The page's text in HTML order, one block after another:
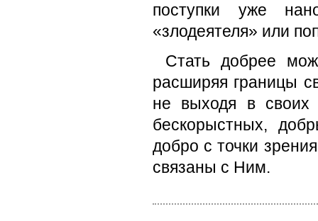
поступки уже
«злодеятеля» или
Стать добрее
расширяя границы
не выходя в своих
бескорыстных,
добро с точки
связаны с Ним.